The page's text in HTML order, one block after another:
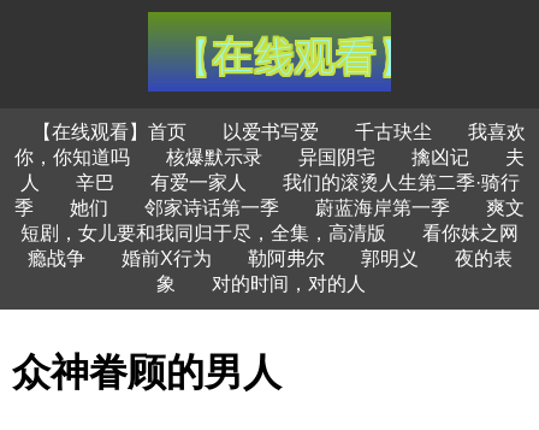
【在线观看】首页 以爱书写爱 千古玦尘
我喜欢
你，你知道吗
核爆默示录 异国阴宅 擒凶记
夫
人
辛巴 有爱一家人
我们的滚烫人生第二季·骑行
季
她们 邻家诗话第一季 蔚蓝海岸第一季
爽文
短剧，女儿要和我同归于尽，全集，高清版
看你妹之网
瘾战争
婚前X行为 勒阿弗尔 郭明义
夜的表
象
对的时间，对的人
众神眷顾的男人